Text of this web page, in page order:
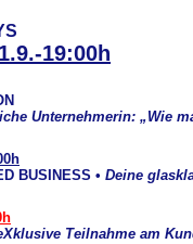
19:00h
Unternehmerin: „Wie
BUSINESS • Deine
Teilnahme am